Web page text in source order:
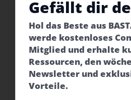
Gefällt dir
Hol das Beste aus
werde kostenloses
Mitglied und erhalte
Ressourcen, den
Newsletter und
Vorteile.